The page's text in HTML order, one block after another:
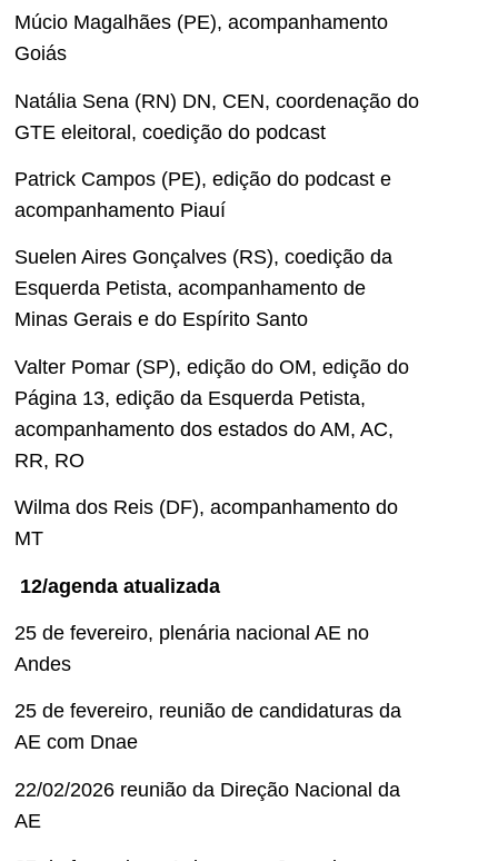
Múcio Magalhães (PE), acompanhamento
Goiás
Natália Sena (RN) DN, CEN, coordenação do
GTE eleitoral, coedição do podcast
Patrick Campos (PE), edição do podcast e
acompanhamento Piauí
Suelen Aires Gonçalves (RS), coedição da
Esquerda Petista, acompanhamento de
Minas Gerais e do Espírito Santo
Valter Pomar (SP), edição do OM, edição do
Página 13, edição da Esquerda Petista,
acompanhamento dos estados do AM, AC,
RR, RO
Wilma dos Reis (DF), acompanhamento do
MT
12/agenda atualizada
25 de fevereiro, plenária nacional AE no
Andes
25 de fevereiro, reunião de candidaturas da
AE com Dnae
22/02/2026 reunião da Direção Nacional da
AE